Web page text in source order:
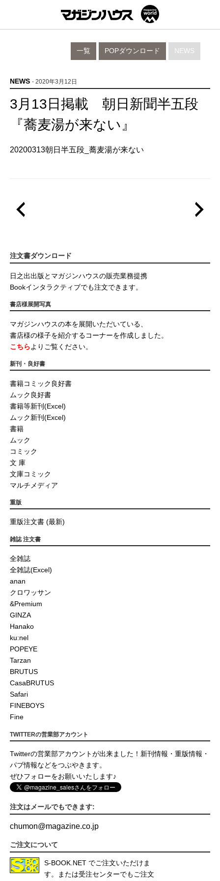
NEWS
POPダウンロード
一覧
NEWS - 2020年3月12日
3月13日掲載 朝日新聞半五段
『蕎麦湯が来ない』
20200313朝日半五段_蕎麦湯が来ない
注文書ダウンロード
日之出出版とマガジンハウスの販売業務提携
Bookインタラクティブでも注文できます。
書店様展開写真
マガジンハウスの本を展開いただいている、
書店様の様子を紹介するコーナーを作成しました。
こちらよりご覧ください。
新刊・良好書
書籍コミック良好書
ムック良好書
書籍等新刊(Excel)
ムック新刊(Excel)
書籍
ムック
コミック
文 庫
文庫コミック
マルチメディア
重版
重版注文書 (最新)
雑誌 注文書
全雑誌
全雑誌(Excel)
anan
クロワッサン
&Premium
GINZA
Hanako
ku:nel
POPEYE
Tarzan
BRUTUS
CasaBRUTUS
Safari
FINEBOYS
Fine
TWITTERの営業部アカウント
Twitterの営業部アカウントが出来ました！新刊情報・重版情報・
パブ情報などをつぶやきます。
ぜひフォローをお願いいたします♪
注文はメールでもできます:
chumon@magazine.co.jp
ご注文について
S-BOOK.NET でご注文いただけま
す。または受注センターでもご注文